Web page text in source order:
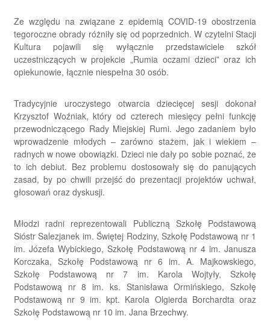
Ze względu na związane z epidemią COVID-19 obostrzenia
tegoroczne obrady różniły się od poprzednich. W czytelni Stacji
Kultura pojawili się wyłącznie przedstawiciele szkół
uczestniczących w projekcie „Rumia oczami dzieci” oraz ich
opiekunowie, łącznie niespełna 30 osób.
Tradycyjnie uroczystego otwarcia dziecięcej sesji dokonał
Krzysztof Woźniak, który od czterech miesięcy pełni funkcję
przewodniczącego Rady Miejskiej Rumi. Jego zadaniem było
wprowadzenie młodych – zarówno stażem, jak i wiekiem –
radnych w nowe obowiązki. Dzieci nie dały po sobie poznać, że
to ich debiut. Bez problemu dostosowały się do panujących
zasad, by po chwili przejść do prezentacji projektów uchwał,
głosowań oraz dyskusji.
Młodzi radni reprezentowali Publiczną Szkołę Podstawową
Sióstr Salezjanek im. Świętej Rodziny, Szkołę Podstawową nr 1
im. Józefa Wybickiego, Szkołę Podstawową nr 4 im. Janusza
Korczaka, Szkołę Podstawową nr 6 im. A. Majkowskiego,
Szkołę Podstawową nr 7 im. Karola Wojtyły, Szkołę
Podstawową nr 8 im. ks. Stanisława Ormińskiego, Szkołę
Podstawową nr 9 im. kpt. Karola Olgierda Borchardta oraz
Szkołę Podstawową nr 10 im. Jana Brzechwy.